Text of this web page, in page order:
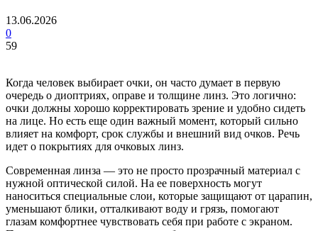
13.06.2026
0
59
Когда человек выбирает очки, он часто думает в первую
очередь о диоптриях, оправе и толщине линз. Это логично:
очки должны хорошо корректировать зрение и удобно сидеть
на лице. Но есть еще один важный момент, который сильно
влияет на комфорт, срок службы и внешний вид очков. Речь
идет о покрытиях для очковых линз.
Современная линза — это не просто прозрачный материал с
нужной оптической силой. На ее поверхность могут
наноситься специальные слои, которые защищают от царапин,
уменьшают блики, отталкивают воду и грязь, помогают
глазам комфортнее чувствовать себя при работе с экраном.